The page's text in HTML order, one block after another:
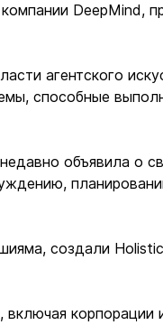
DeepMind,
агентского
способные
объявила о
создали
корпорации